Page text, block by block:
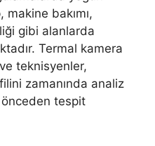
bakımı,
gibi alanlarda
Termal kamera
teknisyenler,
zamanında analiz
önceden tespit